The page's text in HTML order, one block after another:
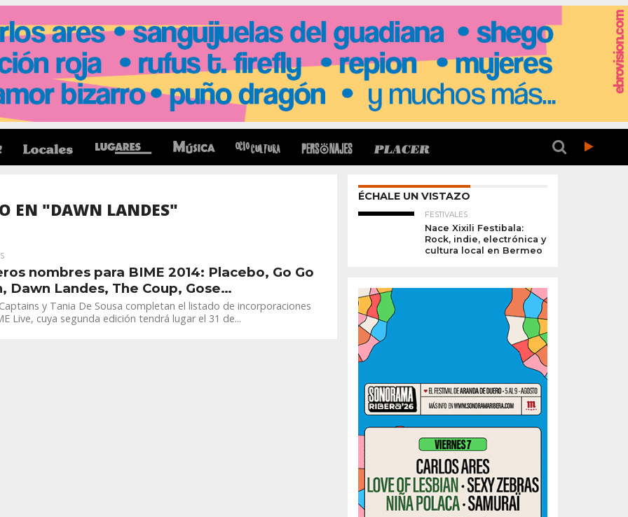
EN "DAWN LANDES"
nombres para BIME 2014: Placebo, Go Go
Dawn Landes, The Coup, Gose…
y Tania De Sousa completan el listado de incorporaciones
Live, cuya segunda edición tendrá lugar el 31 de...
ÉCHALE UN VISTAZO
FESTIVALES
Nace Xixili Festibala:
Rock, indie, electrónica y
cultura local en Bermeo